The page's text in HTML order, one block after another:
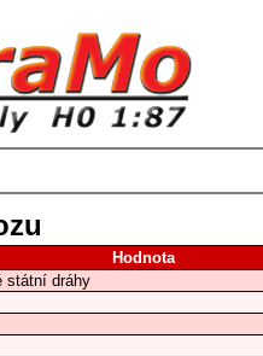
Hodnota
státní dráhy